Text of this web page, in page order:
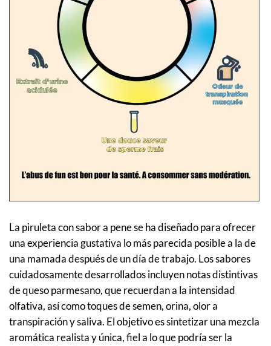
La piruleta con sabor a pene se ha diseñado para ofrecer
una experiencia gustativa lo más parecida posible a la de
una mamada después de un día de trabajo. Los sabores
cuidadosamente desarrollados incluyen notas distintivas
de queso parmesano, que recuerdan a la intensidad
olfativa, así como toques de semen, orina, olor a
transpiración y saliva. El objetivo es sintetizar una mezcla
aromática realista y única, fiel a lo que podría ser la